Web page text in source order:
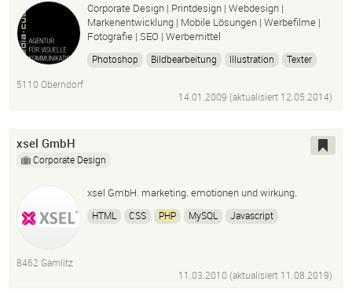
Corporate Design | Printdesign | Webdesign |
Markenentwicklung | Mobile Lösungen | Werbefilme |
Fotografie | SEO | Werbemittel
Photoshop Bildbearbeitung Illustration
Texter
Grafik Design
Verpackungsdesign
5110 Oberndorf
14.01.2009 (aktualisiert 12.05.2014)
xsel GmbH
Corporate Design
xsel GmbH. marketing. emotionen und wirkung.
HTML CSS PHP MySQL
Javascript
8462 Gamlitz
11.03.2010 (aktualisiert 11.08.2019)